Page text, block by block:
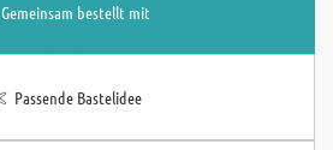
Gemeinsam bestellt mit
Passende Bastelidee